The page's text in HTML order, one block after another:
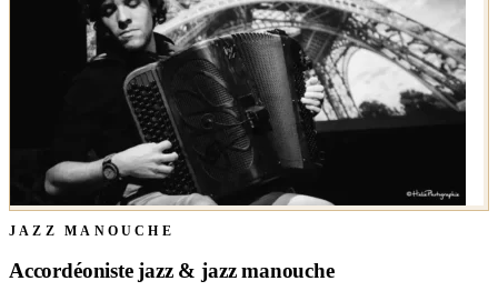
JAZZ MANOUCHE
Accordéoniste jazz & jazz manouche